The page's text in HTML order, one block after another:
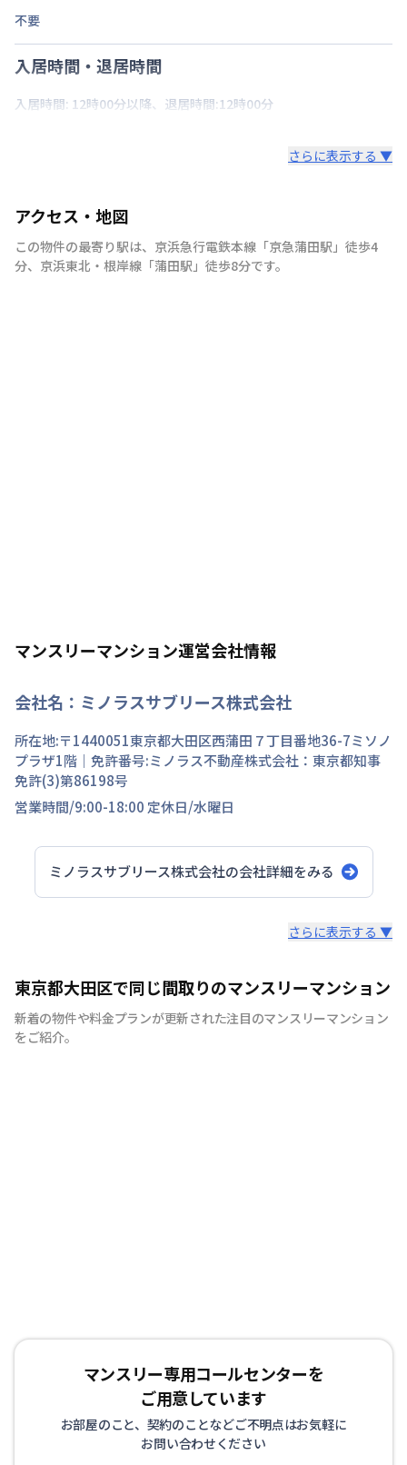
不要
入居時間・退居時間
入居時間: 12時00分以降、退居時間:12時00分
さらに表示する ▼
アクセス・地図
この物件の最寄り駅は、 京浜急行電鉄本線 「京急蒲田駅 」 徒歩4
分、 京浜東北・根岸線 「蒲田駅 」 徒歩8分です。
マンスリーマンション運営会社情報
会社名： ミノラスサブリース株式会社
所在地:〒1440051東京都大田区西蒲田 ７丁目番地36-7ミソノ
プラザ1階 ｜免許番号:ミノラス不動産株式会社：東京都知事
免許(3)第86198号
営業時間/9:00-18:00 定休日/水曜日
ミノラスサブリース株式会社の会社詳細をみる
当社は東京都大田区・品川区・川崎駅周辺を主に260部屋
運営をしております。地域密着型でお客様にとって最適な
お部屋のご紹介をさせていただきます。駐車場付きやご家
族様向けの広めのお部屋、出張の際の宿舎利用までご用意
さらに表示する ▼
東京都大田区で同じ間取りのマンスリーマンション
新着の物件や料金プランが更新された注目のマンスリーマンション
をご紹介。
マンスリー専用コールセンターを
ご用意しています
お部屋のこと、契約のことなどご不明点はお気軽に
お問い合わせください